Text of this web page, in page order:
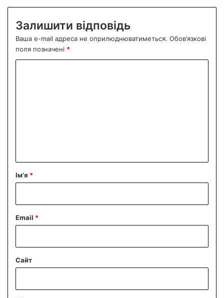
Залишити відповідь
Ваша e-mail адреса не оприлюднюватиметься. Обов’язкові
поля позначені *
р
Ім'я *
Email *
Сайт